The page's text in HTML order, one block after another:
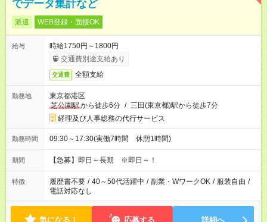
でデータ集計など
派遣 WEB登録・面接OK
給与
時給1750円～1800円
交通費別途支給あり
交通費 全額支給
勤務地
東京都港区
芝公園駅から徒歩6分 / 三田(東京都)駅から徒歩7分
経理及び人事総務の代行サービス
勤務時間 09:30～17:30(実働7時間 休憩1時間)
期間 【急募】即日～長期 ※即日～！
特徴 履歴書不要 / 40～50代活躍中 / 副業・WワークOK / 服装自由 /
電話対応なし
気になる！ 応募する 詳細へ